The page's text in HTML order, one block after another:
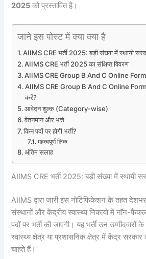
2025 को प्रस्तावित है।
जाने इस पोस्ट में क्या क्या है
AIIMS CRE भर्ती 2025: बड़ी संख्या में स्थायी
AIIMS CRE भर्ती 2025 का संक्षिप्त विवरण
AIIMS CRE Group B And C Online Form
AIIMS CRE Group B And C Online
करें?
आवेदन शुल्क (Category-wise)
वेतनमान और भत्ते
किन पदों पर होगी भर्ती?
महत्वपूर्ण लिंक
अंतिम सलाह
AIIMS CRE भर्ती 2025: बड़ी संख्या में स्थायी
AIIMS द्वारा जारी इस नोटिफिकेशन के तहत
संस्थानों और केंद्रीय स्वास्थ्य निकायों में नॉन-
पदों पर भर्ती की जाएगी। यह भर्ती उन
स्वास्थ्य क्षेत्र या प्रशासनिक क्षेत्र में केंद्र सरकार
चाहते हैं।